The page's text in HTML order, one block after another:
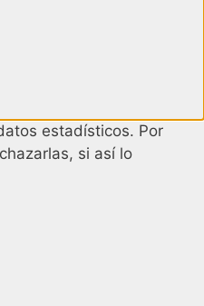
estadísticos. Por
si así lo